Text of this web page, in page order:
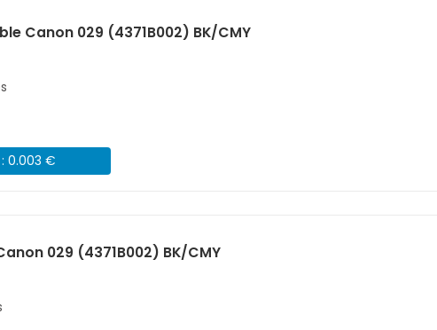
Canon 029 (4371B002) BK/CMY
0.003 €
029 (4371B002) BK/CMY